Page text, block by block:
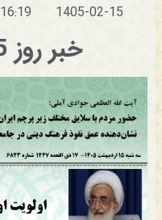
1405-02-15
16:19
خبر روز 1405/02/15